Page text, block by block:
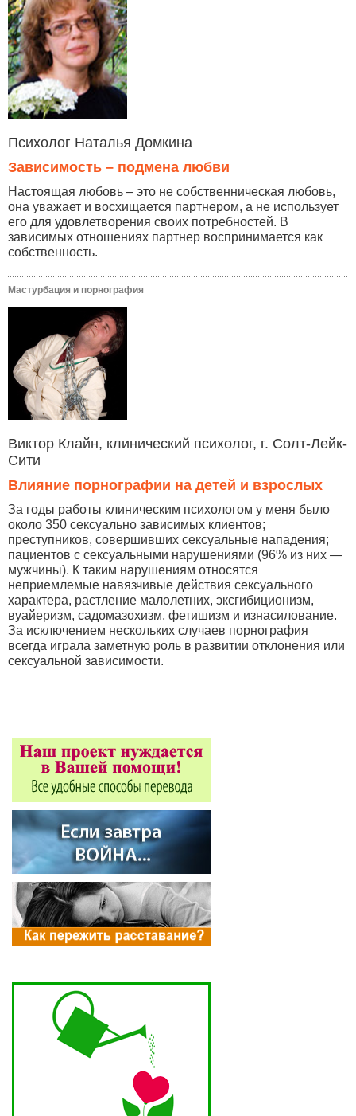
Психолог Наталья Домкина
Зависимость – подмена любви
Настоящая любовь – это не собственническая любовь,
она уважает и восхищается партнером, а не использует
его для удовлетворения своих потребностей. В
зависимых отношениях партнер воспринимается как
собственность.
Мастурбация и порнография
Виктор Клайн, клинический психолог, г. Солт-Лейк-
Сити
Влияние порнографии на детей и взрослых
За годы работы клиническим психологом у меня было
около 350 сексуально зависимых клиентов;
преступников, совершивших сексуальные нападения;
пациентов с сексуальными нарушениями (96% из них —
мужчины). К таким нарушениям относятся
неприемлемые навязчивые действия сексуального
характера, растление малолетних, эксгибиционизм,
вуайеризм, садомазохизм, фетишизм и изнасилование.
За исключением нескольких случаев порнография
всегда играла заметную роль в развитии отклонения или
сексуальной зависимости.